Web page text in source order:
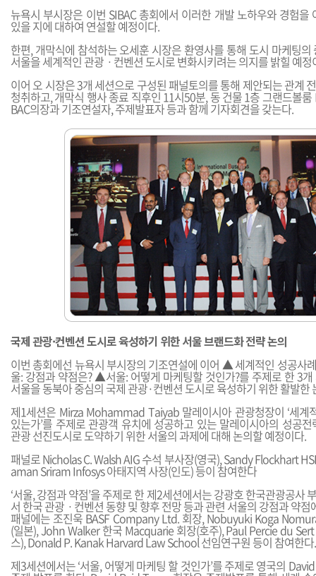
뉴욕시 부시장은 이번 SIBAC 총회에서 이러한 개발 노하우와 경험을
있을 지에 대하여 연설할 예정이다.
한편, 개막식에 참석하는 오세훈 시장은 환영사를 통해 도시 마케팅
서울을 세계적인 관광ㆍ컨벤션 도시로 변화시키려는 의지를 밝힐 예정
이어 오 시장은 3개 세션으로 구성된 패널토의를 통해 제안되는 관계
청취하고, 개막식 행사 종료 직후인 11시50분, 동 건물 1층 그랜드볼
BAC의장과 기조연설자, 주제발표자 등과 함께 기자회견을 갖는다.
국제 관광·컨벤션 도시로 육성하기 위한 서울 브랜드화 전략 논의
이번 총회에선 뉴욕시 부시장의 기조연설에 이어 ▲ 세계적인 성공사
울: 강점과 약점은? ▲서울: 어떻게 마케팅할 것인가?를 주제로 한 3
서울을 동북아 중심의 국제 관광·컨벤션 도시로 육성하기 위한 활발한
제1세션은 Mirza Mohammad Taiyab 말레이시아 관광청장이 ‘세계
있는가’를 주제로 관광객 유치에 성공하고 있는 말레이시아의 성공
관광 선진도시로 도약하기 위한 서울의 과제에 대해 논의할 예정이다.
패널로 Nicholas C. Walsh AIG 수석 부사장(영국), Sandy Flockhart
aman Sriram Infosys 아태지역 사장(인도) 등이 참여한다
‘서울, 강점과 약점’을 주제로 한 제2세션에서는 강광호 한국관광공사
서 한국 관광ㆍ컨벤션 동향 및 향후 전망 등과 관련 서울의 강점과 약점
패널에는 조진욱 BASF Company Ltd. 회장, Nobuyuki Koga
(일본), John Walker 한국 Macquarie 회장(호주), Paul Percie du
스), Donald P. Kanak Harvard Law School 선임연구원 등이 참여한다.
제3세션에서는 ‘서울, 어떻게 마케팅 할 것인가’를 주제로 영국의